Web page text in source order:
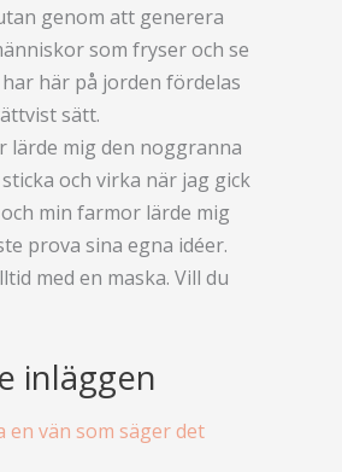
genom att generera
som fryser och se
här på jorden fördelas
sätt.
lärde mig den noggranna
och virka när jag gick
min farmor lärde mig
prova sina egna idéer.
med en maska. Vill du
inläggen
en vän som säger det